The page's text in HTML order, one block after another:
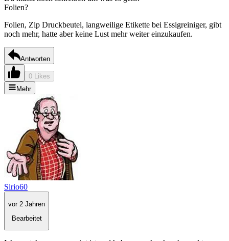
Folien?
Folien, Zip Druckbeutel, langweilige Etikette bei Essigreiniger, gibt
noch mehr, hatte aber keine Lust mehr weiter einzukaufen.
Antworten
0 Likes
Mehr
Sirio60
vor 2 Jahren
Bearbeitet